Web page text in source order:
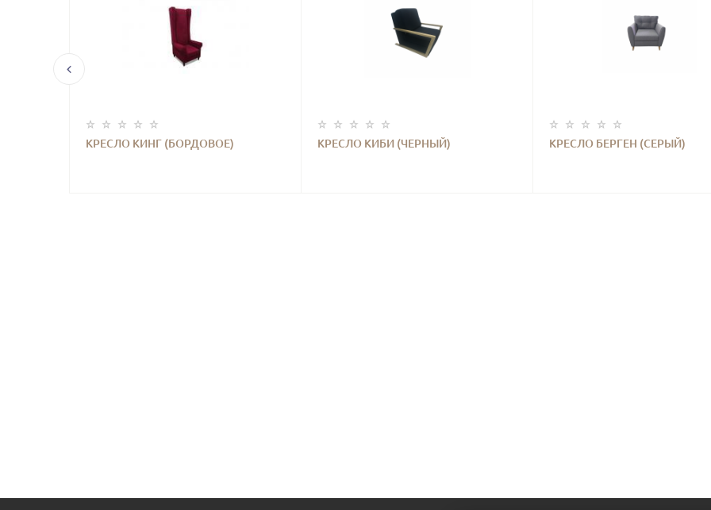
КРЕСЛО КИНГ (БОРДОВОЕ) КРЕСЛО КИБИ (ЧЕРНЫЙ) КРЕСЛО БЕРГЕН (СЕРЫЙ)